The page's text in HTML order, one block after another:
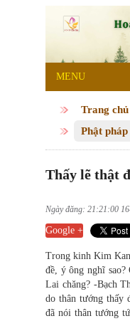
MENU
Trang chủ
Phật
Thấy lẽ thật
Ngày đăng: 21:21:00
Google +
Trong kinh Kim
đề, ý ông nghĩ
Lai chăng? -Bạch
do thân tướng thấy
đã nói thân tướng